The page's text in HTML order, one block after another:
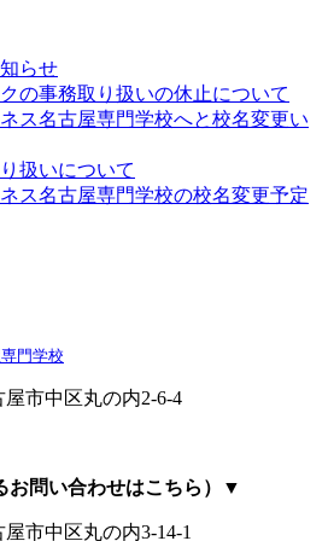
らせ
の事務取り扱いの休止について
ス名古屋専門学校へと校名変更い
扱いについて
ス名古屋専門学校の校名変更予定
門学校
市中区丸の内2-6-4
お問い合わせはこちら）▼
市中区丸の内3-14-1